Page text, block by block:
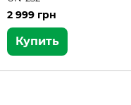
2 999 грн
Купить